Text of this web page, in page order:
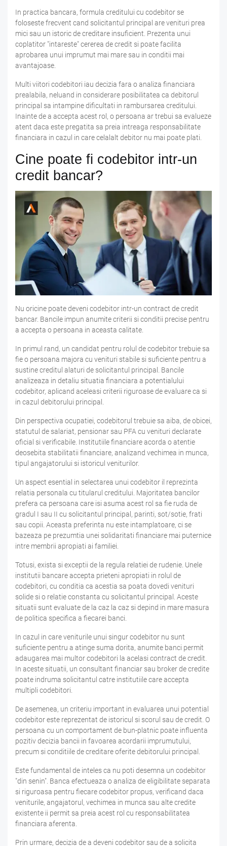
In practica bancara, formula creditului cu codebitor se
foloseste frecvent cand solicitantul principal are venituri prea
mici sau un istoric de creditare insuficient. Prezenta unui
coplatitor "intareste" cererea de credit si poate facilita
aprobarea unui imprumut mai mare sau in conditii mai
avantajoase.
Multi viitori codebitori iau decizia fara o analiza financiara
prealabila, neluand in considerare posibilitatea ca debitorul
principal sa intampine dificultati in rambursarea creditului.
Inainte de a accepta acest rol, o persoana ar trebui sa evalueze
atent daca este pregatita sa preia intreaga responsabilitate
financiara in cazul in care celalalt debitor nu mai poate plati.
Cine poate fi codebitor intr-un
credit bancar?
Nu oricine poate deveni codebitor intr-un contract de credit
bancar. Bancile impun anumite criterii si conditii precise pentru
a accepta o persoana in aceasta calitate.
In primul rand, un candidat pentru rolul de codebitor trebuie sa
fie o persoana majora cu venituri stabile si suficiente pentru a
sustine creditul alaturi de solicitantul principal. Bancile
analizeaza in detaliu situatia financiara a potentialului
codebitor, aplicand aceleasi criterii riguroase de evaluare ca si
in cazul debitorului principal.
Din perspectiva ocupatiei, codebitorul trebuie sa aiba, de obicei,
statutul de salariat, pensionar sau PFA cu venituri declarate
oficial si verificabile. Institutiile financiare acorda o atentie
deosebita stabilitatii financiare, analizand vechimea in munca,
tipul angajatorului si istoricul veniturilor.
Un aspect esential in selectarea unui codebitor il reprezinta
relatia personala cu titularul creditului. Majoritatea bancilor
prefera ca persoana care isi asuma acest rol sa fie ruda de
gradul I sau II cu solicitantul principal, parinti, sot/sotie, frati
sau copii. Aceasta preferinta nu este intamplatoare, ci se
bazeaza pe prezumtia unei solidaritati financiare mai puternice
intre membrii apropiati ai familiei.
Totusi, exista si exceptii de la regula relatiei de rudenie. Unele
institutii bancare accepta prieteni apropiati in rolul de
codebitori, cu conditia ca acestia sa poata dovedi venituri
solide si o relatie constanta cu solicitantul principal. Aceste
situatii sunt evaluate de la caz la caz si depind in mare masura
de politica specifica a fiecarei banci.
In cazul in care veniturile unui singur codebitor nu sunt
suficiente pentru a atinge suma dorita, anumite banci permit
adaugarea mai multor codebitori la acelasi contract de credit.
In aceste situatii, un consultant financiar sau broker de credite
poate indruma solicitantul catre institutiile care accepta
multipli codebitori.
De asemenea, un criteriu important in evaluarea unui potential
codebitor este reprezentat de istoricul si scorul sau de credit. O
persoana cu un comportament de bun-platnic poate influenta
pozitiv decizia bancii in favoarea acordarii imprumutului,
precum si conditiile de creditare oferite debitorului principal.
Este fundamental de inteles ca nu poti desemna un codebitor
"din senin". Banca efectueaza o analiza de eligibilitate separata
si riguroasa pentru fiecare codebitor propus, verificand daca
veniturile, angajatorul, vechimea in munca sau alte credite
existente ii permit sa preia acest rol cu responsabilitatea
financiara aferenta.
Prin urmare, decizia de a deveni codebitor sau de a solicita